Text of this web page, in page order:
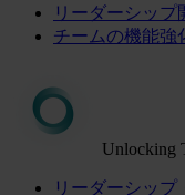
リーダーシップ
チームの機能強
Unlocking
リーダーシップ